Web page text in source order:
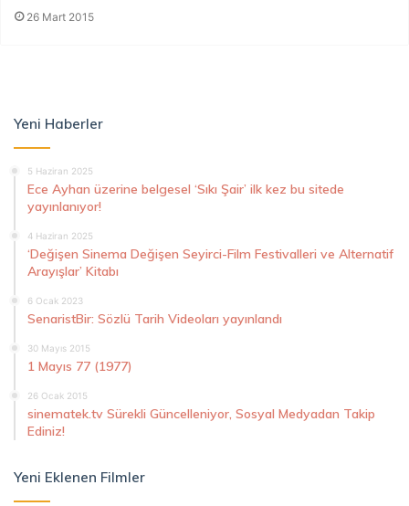
26 Mart 2015
Yeni Haberler
5 Haziran 2025
Ece Ayhan üzerine belgesel ‘Sıkı Şair’ ilk kez bu sitede
yayınlanıyor!
4 Haziran 2025
‘Değişen Sinema Değişen Seyirci-Film Festivalleri ve Alternatif
Arayışlar’ Kitabı
6 Ocak 2023
SenaristBir: Sözlü Tarih Videoları yayınlandı
30 Mayıs 2015
1 Mayıs 77 (1977)
26 Ocak 2015
sinematek.tv Sürekli Güncelleniyor, Sosyal Medyadan Takip
Ediniz!
Yeni Eklenen Filmler